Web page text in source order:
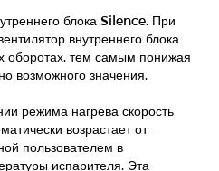
блока Silence. При
внутреннего блока
оборотах, тем самым понижая
возможного значения.
режима нагрева скорость
возрастает от
пользователем в
испарителя. Эта